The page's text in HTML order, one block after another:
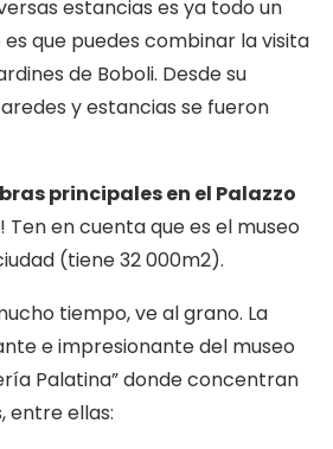
estancias es ya todo un
es que puedes combinar la visita
de Boboli. Desde su
y estancias se fueron
principales en el Palazzo
Ten en cuenta que es el museo
(tiene 32 000m2).
tiempo, ve al grano. La
e impresionante del museo
Palatina” donde concentran
entre ellas: